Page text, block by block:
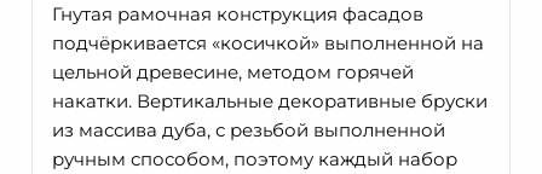
Гнутая рамочная конструкция фасадов
подчёркивается «косичкой» выполненной на
цельной древесине, методом горячей
накатки. Вертикальные декоративные бруски
из массива дуба, с резьбой выполненной
ручным способом, поэтому каждый набор